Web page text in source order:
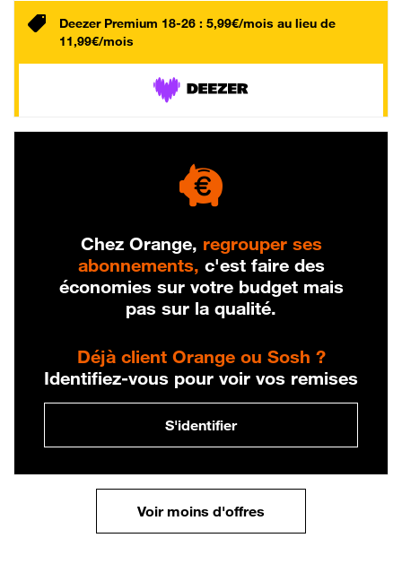
Deezer Premium 18-26 : 5,99€/mois au lieu de
11,99€/mois
Chez Orange, regrouper ses
abonnements, c'est faire des
économies sur votre budget mais
pas sur la qualité.
Déjà client Orange ou Sosh ?
Identifiez-vous pour voir vos remises
S'identifier
Voir moins d'offres